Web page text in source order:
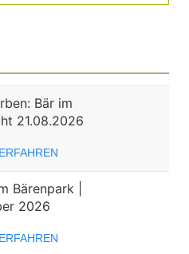
Bär im
21.08.2026
Bärenpark |
2026